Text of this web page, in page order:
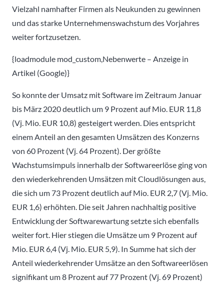
Vielzahl namhafter Firmen als Neukunden zu gewinnen
und das starke Unternehmenswachstum des Vorjahres
weiter fortzusetzen.
{loadmodule mod_custom,Nebenwerte – Anzeige in
Artikel (Google)}
So konnte der Umsatz mit Software im Zeitraum Januar
bis März 2020 deutlich um 9 Prozent auf Mio. EUR 11,8
(Vj. Mio. EUR 10,8) gesteigert werden. Dies entspricht
einem Anteil an den gesamten Umsätzen des Konzerns
von 60 Prozent (Vj. 64 Prozent). Der größte
Wachstumsimpuls innerhalb der Softwareerlöse ging von
den wiederkehrenden Umsätzen mit Cloudlösungen aus,
die sich um 73 Prozent deutlich auf Mio. EUR 2,7 (Vj. Mio.
EUR 1,6) erhöhten. Die seit Jahren nachhaltig positive
Entwicklung der Softwarewartung setzte sich ebenfalls
weiter fort. Hier stiegen die Umsätze um 9 Prozent auf
Mio. EUR 6,4 (Vj. Mio. EUR 5,9). In Summe hat sich der
Anteil wiederkehrender Umsätze an den Softwareerlösen
signifikant um 8 Prozent auf 77 Prozent (Vj. 69 Prozent)